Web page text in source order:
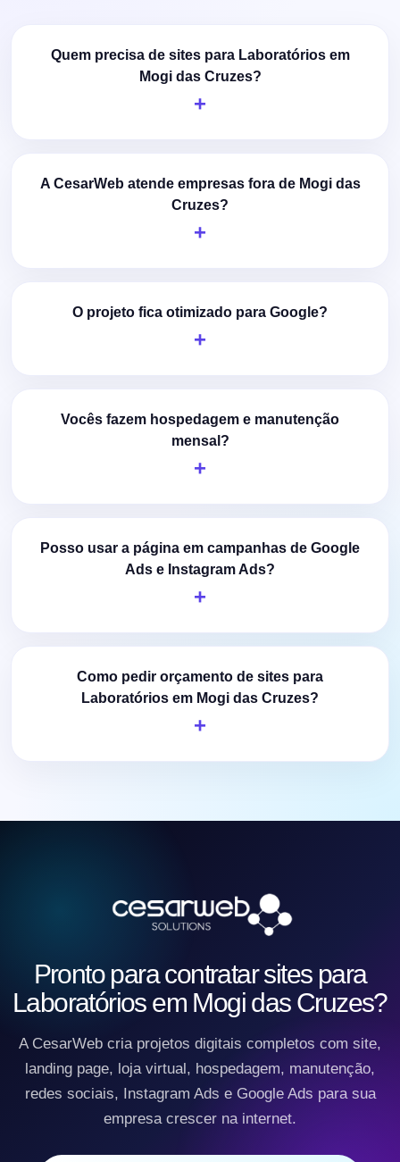
Quem precisa de sites para Laboratórios em
Mogi das Cruzes?
A CesarWeb atende empresas fora de Mogi das
Cruzes?
O projeto fica otimizado para Google?
Vocês fazem hospedagem e manutenção
mensal?
Posso usar a página em campanhas de Google
Ads e Instagram Ads?
Como pedir orçamento de sites para
Laboratórios em Mogi das Cruzes?
Pronto para contratar sites para
Laboratórios em Mogi das Cruzes?
A CesarWeb cria projetos digitais completos com site,
landing page, loja virtual, hospedagem, manutenção,
redes sociais, Instagram Ads e Google Ads para sua
empresa crescer na internet.